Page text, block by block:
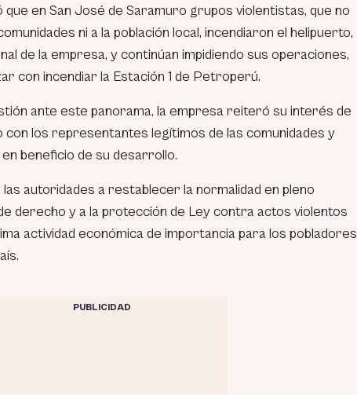
en San José de Saramuro grupos violentistas, que no
ni a la población local, incendiaron el helipuerto,
de la empresa, y continúan impidiendo sus operaciones,
con incendiar la Estación 1 de Petroperú.
ante este panorama, la empresa reiteró su interés de
con los representantes legítimos de las comunidades y
beneficio de su desarrollo.
autoridades a restablecer la normalidad en pleno
derecho y a la protección de Ley contra actos violentos
actividad económica de importancia para los pobladores
PUBLICIDAD